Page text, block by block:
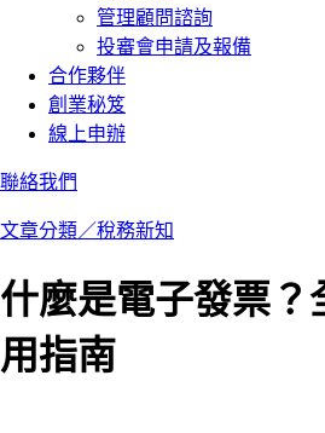
管理顧問諮詢
投審會申請及報備
合作夥伴
創業秘笈
線上申辦
聯絡我們
文章分類／稅務新知
什麼是電子發票？
用指南